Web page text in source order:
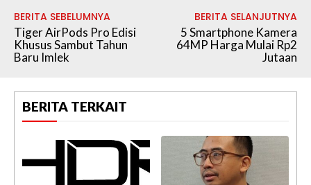
BERITA SEBELUMNYA
Tiger AirPods Pro Edisi
Khusus Sambut Tahun
Baru Imlek
BERITA SELANJUTNYA
5 Smartphone Kamera
64MP Harga Mulai Rp2
Jutaan
BERITA TERKAIT